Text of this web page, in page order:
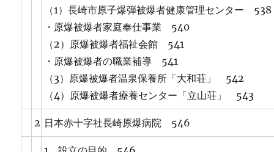
（1）長崎市原子爆弾被爆者健康管理センター 538
・原爆被爆者家庭奉仕事業 540
（2）原爆被爆者福祉会館 541
・原爆被爆者の職業補導 541
（3）原爆被爆者温泉保養所「大和荘」 542
（4）原爆被爆者療養センター「立山荘」 543
2 日本赤十字社長崎原爆病院 546